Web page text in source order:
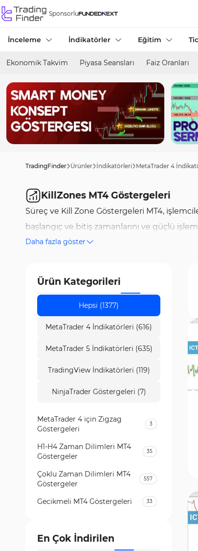
Sponsorlu
İnceleme İndikatörler Eğitim
Ekonomik Takvim Piyasa Seansları Faiz Oranları
TradingFinder Ürünler İndikatörleri MetaTrader 4
KillZones MT4 Göstergeleri
Süreç ve Kill Zone Göstergeleri MT4,
başlangıç ve bitiş zamanlarını ve güçlü
noktalarını belirlemenize yardımcı olur.
likidite alanlarını ve güçlü fiyat hareketlerini
Daha fazla göster
Ürün Kategorileri
Hepsi (1377)
MetaTrader 4 İndikatörleri (616)
MetaTrader 5 İndikatörleri (635)
TradingView İndikatörleri (119)
NinjaTrader Göstergeleri (7)
MetaTrader 4 için Zigzag
Göstergeleri
3
H1-H4 Zaman Dilimleri MT4
Göstergeler
35
Çoklu Zaman Dilimleri MT4
Göstergeler
557
Gecikmeli MT4 Göstergeleri 33
Kripto MT4 Göstergeleri
En Çok İndirilen